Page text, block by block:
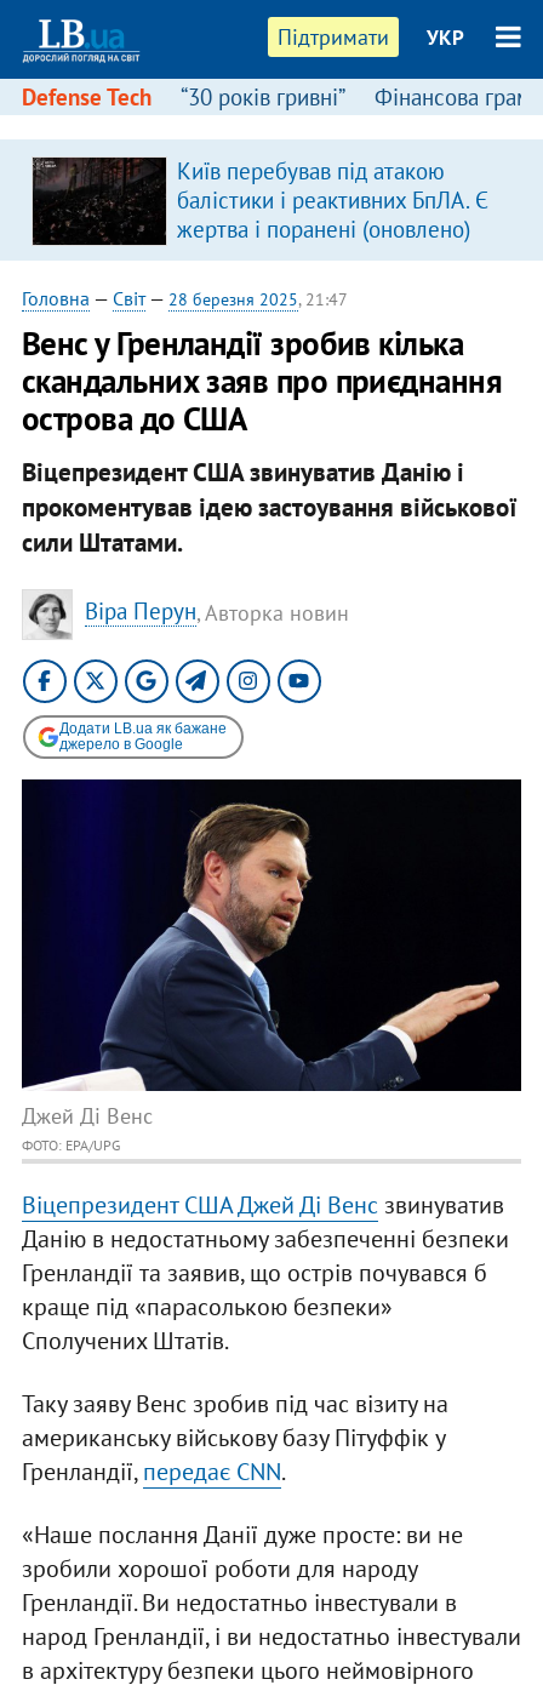
Підтримати УКР
Defense Tech “30 років гривні” Фінансова
Київ перебував під атакою
балістики і реактивних БпЛА. Є
жертва і поранені (оновлено)
Головна — Світ— 28 березня 2025, 21:47
Венс у Гренландії зробив кілька
скандальних заяв про приєднання
острова до США
Віцепрезидент США звинуватив Данію і
прокоментував ідею застоування військової
сили Штатами.
Віра Перун, Авторка новин
Додати LB.ua як бажане
джерело в Google
Джей Ді Венс
ФОТО: EPA/UPG
Віцепрезидент США Джей Ді Венсзвинуватив
Данію в недостатньому забезпеченні безпеки
Гренландії та заявив, що острів почувався б
краще під «парасолькою безпеки»
Сполучених Штатів.
Таку заяву Венс зробив під час візиту на
американську військову базу Пітуффік у
Гренландії,передає CNN.
«Наше послання Данії дуже просте: ви не
зробили хорошої роботи для народу
Гренландії. Ви недостатньо інвестували в
народ Гренландії, і ви недостатньо інвестували
в архітектуру безпеки цього неймовірного